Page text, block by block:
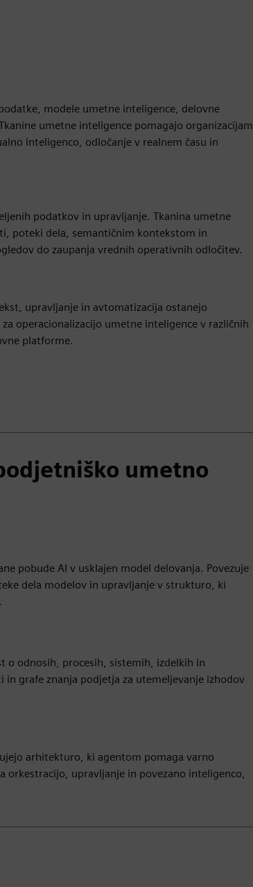
modele umetne inteligence, delovne
umetne inteligence pomagajo organizacijam
inteligenco, odločanje v realnem času in
podatkov in upravljanje. Tkanina umetne
poteki dela, semantičnim kontekstom in
do zaupanja vrednih operativnih odločitev.
upravljanje in avtomatizacija ostanejo
operacionalizacijo umetne inteligence v različnih
platforme.
umetno
pobude AI v usklajen model delovanja. Povezuje
dela modelov in upravljanje v strukturo, ki
o odnosih, procesih, sistemih, izdelkih in
grafe znanja podjetja za utemeljevanje izhodov
arhitekturo, ki agentom pomaga varno
orkestracijo, upravljanje in povezano inteligenco,